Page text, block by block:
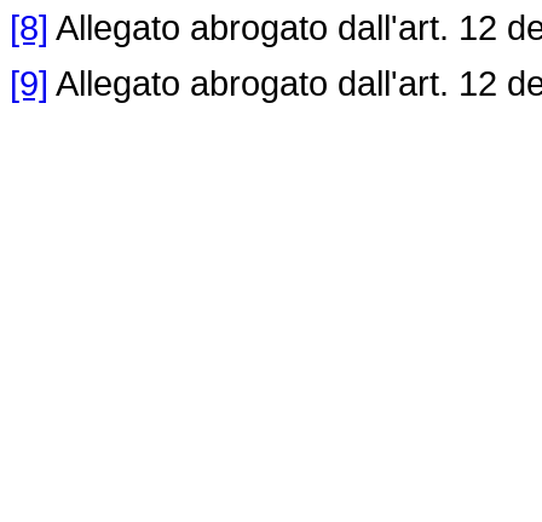
[8] Allegato abrogato dall'art. 12
[9] Allegato abrogato dall'art. 12